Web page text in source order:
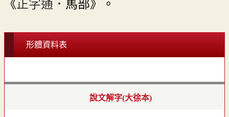
《 正字通 ．馬部》。
形體資料表
說文解字(大徐本)